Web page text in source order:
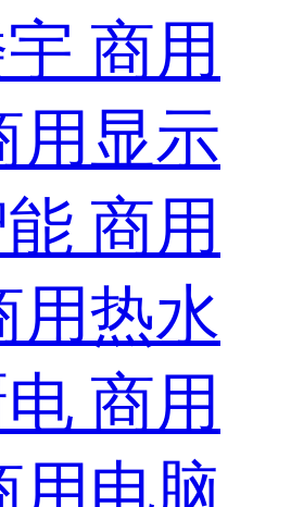
商用
用显示
商用
用热水
商用
用电脑